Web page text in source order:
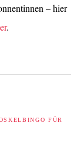
– hier
.
FÜR